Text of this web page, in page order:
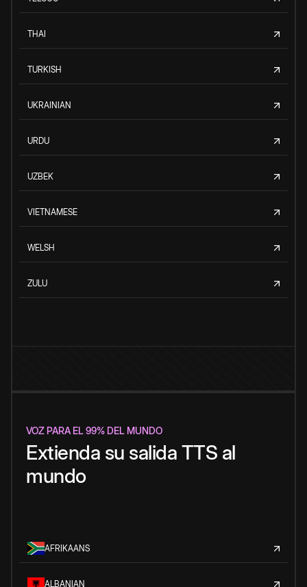
THAI
TURKISH
UKRAINIAN
URDU
UZBEK
VIETNAMESE
WELSH
ZULU
VOZ PARA EL 99% DEL MUNDO
Extienda su salida TTS al
mundo
AFRIKAANS
ALBANIAN